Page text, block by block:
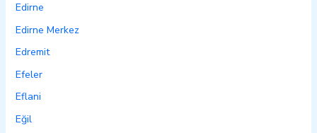
Edirne
Edirne Merkez
Edremit
Efeler
Eflani
Eğil